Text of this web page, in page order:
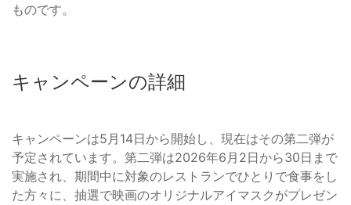
ものです。
キャンペーンの詳細
キャンペーンは5月14日から開始し、現在はその第二弾が
予定されています。第二弾は2026年6月2日から30日まで
実施され、期間中に対象のレストランでひとりで食事をし
た方々に、抽選で映画のオリジナルアイマスクがプレゼン